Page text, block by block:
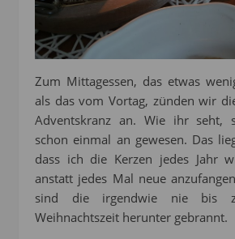
Zum Mittagessen, das etwas
als das vom Vortag, zünden wir
Adventskranz an. Wie ihr seht,
schon einmal an gewesen. Das
dass ich die Kerzen jedes Jahr
anstatt jedes Mal neue
sind die irgendwie nie bis
Weihnachtszeit herunter gebrannt.